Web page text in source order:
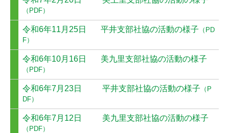
藤岡市共同募金委員会
社協支部
社会福祉法人連絡会
ふじの花
貸出事業
ほっとサロン
（PDF）
令和6年11月25日 平井支部社協の活動の様子 （PD
F）
令和6年10月16日 美九里支部社協の活動の様子
（PDF）
令和6年7月23日 平井支部社協の活動の様子 （P
DF）
令和6年7月12日 美九里支部社協の活動の様子
（PDF）